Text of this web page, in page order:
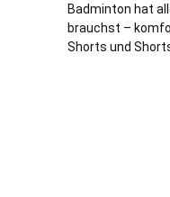
Badminton hat
brauchst –
Shorts und